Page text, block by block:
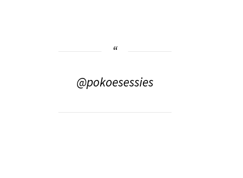
@pokoesessies